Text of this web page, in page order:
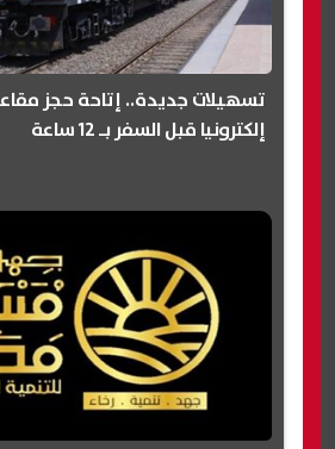
تسهيلات جديدة.. إتاحة حجز
إلكترونيا قبل السفر بـ 12 ساعة